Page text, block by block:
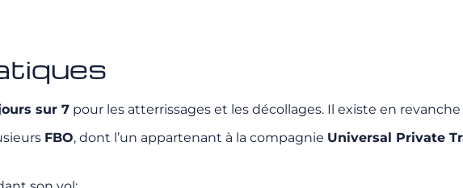
sur 7 pour les atterrissages et les décollages. Il existe en
FBO, dont l’un appartenant à la compagnie Universal Private